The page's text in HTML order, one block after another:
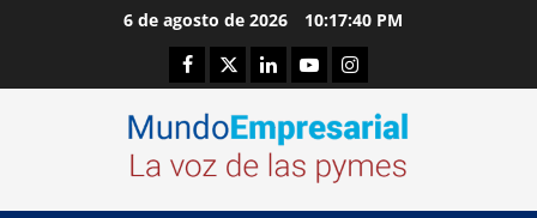
6 de agosto de 2026 10:17:41 PM
Facebook
TwitterLinkedinYoutubeInstagram